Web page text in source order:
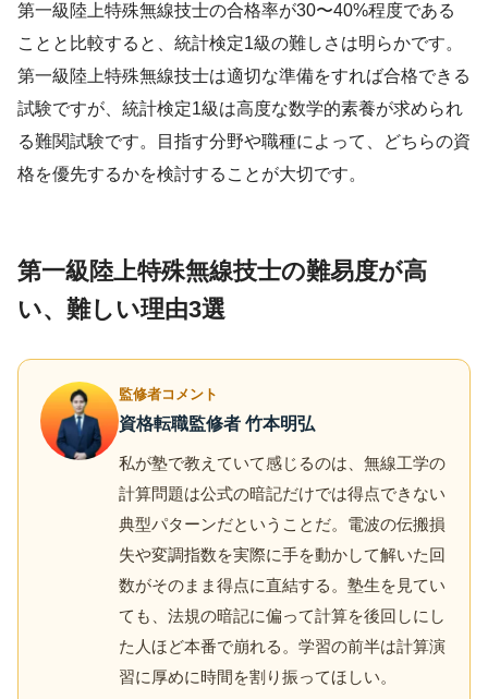
第一級陸上特殊無線技士の合格率が30〜40%程度である
ことと比較すると、統計検定1級の難しさは明らかです。
第一級陸上特殊無線技士は適切な準備をすれば合格できる
試験ですが、統計検定1級は高度な数学的素養が求められ
る難関試験です。目指す分野や職種によって、どちらの資
格を優先するかを検討することが大切です。
第一級陸上特殊無線技士の難易度が高
い、難しい理由3選
監修者コメント
資格転職監修者 竹本明弘
私が塾で教えていて感じるのは、無線工学の
計算問題は公式の暗記だけでは得点できない
典型パターンだということだ。電波の伝搬損
失や変調指数を実際に手を動かして解いた回
数がそのまま得点に直結する。塾生を見てい
ても、法規の暗記に偏って計算を後回しにし
た人ほど本番で崩れる。学習の前半は計算演
習に厚めに時間を割り振ってほしい。